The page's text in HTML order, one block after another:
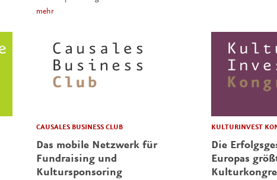
mehr
CAUSALES BUSINESS CLUB
Das mobile Netzwerk für
Fundraising und
Kultursponsoring
KULTURINVEST
Die
Europas